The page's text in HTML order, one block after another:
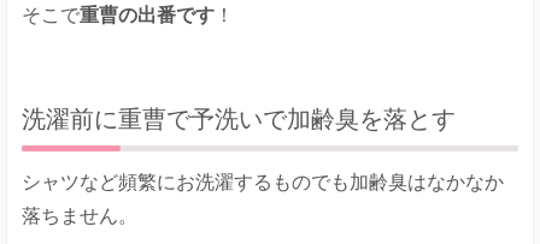
そこで重曹の出番です ！
洗濯前に重曹で予洗いで加齢臭を落とす
シャツなど頻繁にお洗濯するものでも加齢臭はなかなか
落ちません。